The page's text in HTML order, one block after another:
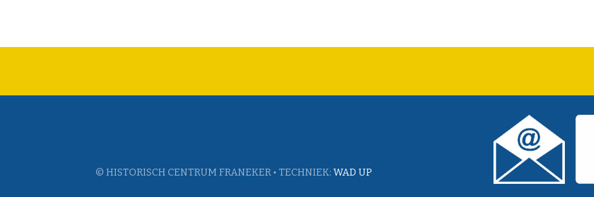
© HISTORISCH CENTRUM FRANEKER • TECHNIEK: WAD UP